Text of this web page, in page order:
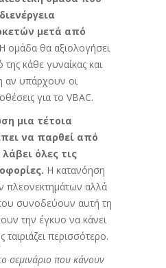
μετά από
ομάδα θα αξιολογήσει
κάθε γυναίκας και
αν υπάρχουν οι
για το VBAC.
μια τέτοια
να παρθεί από
όλες τις
Η κατανόηση
πλεονεκτημάτων αλλά
συνοδεύουν αυτή τη
την έγκυο να κάνει
περισσότερο.
σεμινάριο που κάνουν